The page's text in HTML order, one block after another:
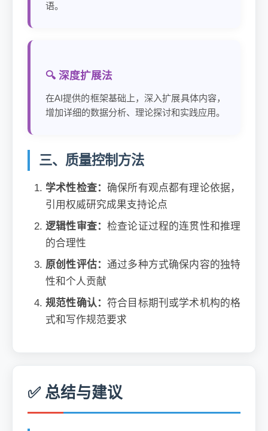
语。
🔍 深度扩展法
在AI提供的框架基础上，深入扩展具体内容，
增加详细的数据分析、理论探讨和实践应用。
三、质量控制方法
学术性检查： 确保所有观点都有理论依据，
引用权威研究成果支持论点
逻辑性审查： 检查论证过程的连贯性和推理
的合理性
原创性评估： 通过多种方式确保内容的独特
性和个人贡献
规范性确认： 符合目标期刊或学术机构的格
式和写作规范要求
✅ 总结与建议